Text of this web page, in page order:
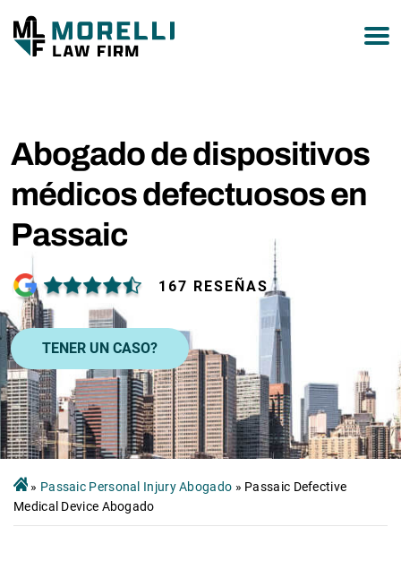
Abogado de dispositivos
médicos defectuosos en
Passaic
167 RESEÑAS
TENER UN CASO?
» Passaic Personal Injury Abogado » Passaic Defective
Medical Device Abogado